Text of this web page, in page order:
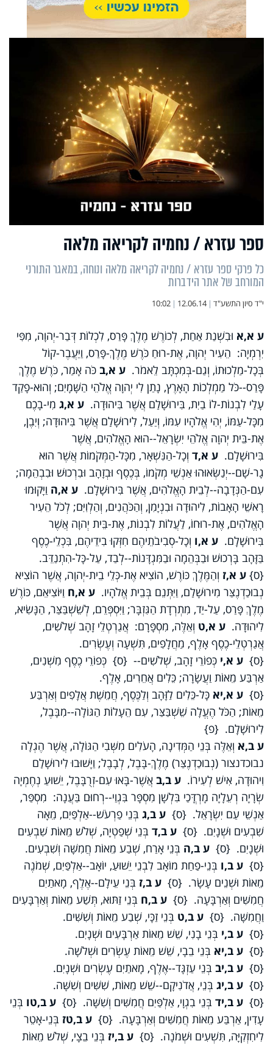
ספר עזרא / נחמיה לקריאה מלאה
כל פרקי ספר עזרא / נחמיה לקריאה מלאה ונוחה, במאגר התורני
המורחב של אתר הידברות
י"ד סיון התשע"ד |
12.06.14
|
10:02
ע א,א וּבִשְׁנַת אַחַת, לְכוֹרֶשׁ מֶלֶךְ פָּרַס, לִכְלוֹת דְּבַר-יְהוָה, מִפִּי
יִרְמְיָה: הֵעִיר יְהוָה, אֶת-רוּחַ כֹּרֶשׁ מֶלֶךְ-פָּרַס, וַיַּעֲבֶר-קוֹל
בְּכָל-מַלְכוּתוֹ, וְגַם-בְּמִכְתָּב לֵאמֹר. ע א,ב כֹּה אָמַר, כֹּרֶשׁ מֶלֶךְ
פָּרַס--כֹּל מַמְלְכוֹת הָאָרֶץ, נָתַן לִי יְהוָה אֱלֹהֵי הַשָּׁמָיִם; וְהוּא-פָקַד
עָלַי לִבְנוֹת-לוֹ בַיִת, בִּירוּשָׁלִַם אֲשֶׁר בִּיהוּדָה. ע א,ג מִי-בָכֶם
מִכָּל-עַמּוֹ, יְהִי אֱלֹהָיו עִמּוֹ, וְיַעַל, לִירוּשָׁלִַם אֲשֶׁר בִּיהוּדָה; וְיִבֶן,
אֶת-בֵּית יְהוָה אֱלֹהֵי יִשְׂרָאֵל--הוּא הָאֱלֹהִים, אֲשֶׁר
בִּירוּשָׁלִָם. ע א,ד וְכָל-הַנִּשְׁאָר, מִכָּל-הַמְּקֹמוֹת אֲשֶׁר הוּא
גָר-שָׁם--יְנַשְּׂאוּהוּ אַנְשֵׁי מְקֹמוֹ, בְּכֶסֶף וּבְזָהָב וּבִרְכוּשׁ וּבִבְהֵמָה;
עִם-הַנְּדָבָה--לְבֵית הָאֱלֹהִים, אֲשֶׁר בִּירוּשָׁלִָם. ע א,ה וַיָּקוּמוּ
רָאשֵׁי הָאָבוֹת, לִיהוּדָה וּבִנְיָמִן, וְהַכֹּהֲנִים, וְהַלְוִיִּם; לְכֹל הֵעִיר
הָאֱלֹהִים, אֶת-רוּחוֹ, לַעֲלוֹת לִבְנוֹת, אֶת-בֵּית יְהוָה אֲשֶׁר
בִּירוּשָׁלִָם. ע א,ו וְכָל-סְבִיבֹתֵיהֶם חִזְּקוּ בִידֵיהֶם, בִּכְלֵי-כֶסֶף
בַּזָּהָב בָּרְכוּשׁ וּבַבְּהֵמָה וּבַמִּגְדָּנוֹת--לְבַד, עַל-כָּל-הִתְנַדֵּב.
{ס} ע א,ז וְהַמֶּלֶךְ כּוֹרֶשׁ, הוֹצִיא אֶת-כְּלֵי בֵית-יְהוָה, אֲשֶׁר הוֹצִיא
נְבוּכַדְנֶצַּר מִירוּשָׁלִַם, וַיִּתְּנֵם בְּבֵית אֱלֹהָיו. ע א,ח וַיּוֹצִיאֵם, כּוֹרֶשׁ
מֶלֶךְ פָּרַס, עַל-יַד, מִתְרְדָת הַגִּזְבָּר; וַיִּסְפְּרֵם, לְשֵׁשְׁבַּצַּר, הַנָּשִׂיא,
לִיהוּדָה. ע א,ט וְאֵלֶּה, מִסְפָּרָם: אֲגַרְטְלֵי זָהָב שְׁלֹשִׁים,
אֲגַרְטְלֵי-כֶסֶף אָלֶף, מַחֲלָפִים, תִּשְׁעָה וְעֶשְׂרִים.
{ס} ע א,י כְּפוֹרֵי זָהָב, שְׁלֹשִׁים-- {ס} כְּפוֹרֵי כֶסֶף מִשְׁנִים,
אַרְבַּע מֵאוֹת וַעֲשָׂרָה; כֵּלִים אֲחֵרִים, אָלֶף.
{ס} ע א,יא כָּל-כֵּלִים לַזָּהָב וְלַכֶּסֶף, חֲמֵשֶׁת אֲלָפִים וְאַרְבַּע
מֵאוֹת; הַכֹּל הֶעֱלָה שֵׁשְׁבַּצַּר, עִם הֵעָלוֹת הַגּוֹלָה--מִבָּבֶל,
לִירוּשָׁלִָם. {פ}
ע ב,א וְאֵלֶּה בְּנֵי הַמְּדִינָה, הָעֹלִים מִשְּׁבִי הַגּוֹלָה, אֲשֶׁר הֶגְלָה
נבוכדנצור (נְבוּכַדְנֶצַּר) מֶלֶךְ-בָּבֶל, לְבָבֶל; וַיָּשׁוּבוּ לִירוּשָׁלִַם
וִיהוּדָה, אִישׁ לְעִירוֹ. ע ב,ב אֲשֶׁר-בָּאוּ עִם-זְרֻבָּבֶל, יֵשׁוּעַ נְחֶמְיָה
שְׂרָיָה רְעֵלָיָה מָרְדֳּכַי בִּלְשָׁן מִסְפָּר בִּגְוַי--רְחוּם בַּעֲנָה: מִסְפַּר,
אַנְשֵׁי עַם יִשְׂרָאֵל. {ס} ע ב,ג בְּנֵי פַרְעֹשׁ--אַלְפַּיִם, מֵאָה
שִׁבְעִים וּשְׁנָיִם. {ס} ע ב,ד בְּנֵי שְׁפַטְיָה, שְׁלֹשׁ מֵאוֹת שִׁבְעִים
וּשְׁנָיִם. {ס} ע ב,ה בְּנֵי אָרַח, שְׁבַע מֵאוֹת חֲמִשָּׁה וְשִׁבְעִים.
{ס} ע ב,ו בְּנֵי-פַחַת מוֹאָב לִבְנֵי יֵשׁוּעַ, יוֹאָב--אַלְפַּיִם, שְׁמֹנֶה
מֵאוֹת וּשְׁנֵים עָשָׂר. {ס} ע ב,ז בְּנֵי עֵילָם--אֶלֶף, מָאתַיִם
חֲמִשִּׁים וְאַרְבָּעָה. {ס} ע ב,ח בְּנֵי זַתּוּא, תְּשַׁע מֵאוֹת וְאַרְבָּעִים
וַחֲמִשָּׁה. {ס} ע ב,ט בְּנֵי זַכָּי, שְׁבַע מֵאוֹת וְשִׁשִּׁים.
{ס} ע ב,י בְּנֵי בָנִי, שֵׁשׁ מֵאוֹת אַרְבָּעִים וּשְׁנָיִם.
{ס} ע ב,יא בְּנֵי בֵבָי, שֵׁשׁ מֵאוֹת עֶשְׂרִים וּשְׁלֹשָׁה.
{ס} ע ב,יב בְּנֵי עַזְגָּד--אֶלֶף, מָאתַיִם עֶשְׂרִים וּשְׁנָיִם.
{ס} ע ב,יג בְּנֵי, אֲדֹנִיקָם--שֵׁשׁ מֵאוֹת, שִׁשִּׁים וְשִׁשָּׁה.
{ס} ע ב,יד בְּנֵי בִגְוָי, אַלְפַּיִם חֲמִשִּׁים וְשִׁשָּׁה. {ס} ע ב,טו בְּנֵי
עָדִין, אַרְבַּע מֵאוֹת חֲמִשִּׁים וְאַרְבָּעָה. {ס} ע ב,טז בְּנֵי-אָטֵר
לִיחִזְקִיָּה, תִּשְׁעִים וּשְׁמֹנָה. {ס} ע ב,יז בְּנֵי בֵצָי, שְׁלֹשׁ מֵאוֹת